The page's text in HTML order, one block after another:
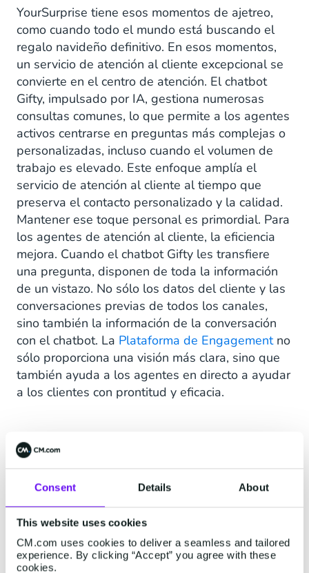
Consent Details About
This website uses cookies
CM.com uses cookies to deliver a seamless and tailored
experience. By clicking “Accept” you agree with these
cookies.
YourSurprise tiene esos momentos de ajetreo,
como cuando todo el mundo está buscando el
regalo navideño definitivo. En esos momentos,
un servicio de atención al cliente excepcional se
convierte en el centro de atención. El chatbot
Gifty, impulsado por IA, gestiona numerosas
consultas comunes, lo que permite a los agentes
activos centrarse en preguntas más complejas o
personalizadas, incluso cuando el volumen de
trabajo es elevado. Este enfoque amplía el
servicio de atención al cliente al tiempo que
preserva el contacto personalizado y la calidad.
Mantener ese toque personal es primordial. Para
los agentes de atención al cliente, la eficiencia
mejora. Cuando el chatbot Gifty les transfiere
una pregunta, disponen de toda la información
de un vistazo. No sólo los datos del cliente y las
conversaciones previas de todos los canales,
sino también la información de la conversación
con el chatbot. La Plataforma de Engagementno
sólo proporciona una visión más clara, sino que
también ayuda a los agentes en directo a ayudar
a los clientes con prontitud y eficacia.
“
"Para nosotros, es esencial que toda la